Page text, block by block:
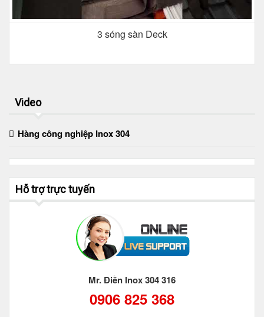
3 sóng sàn Deck
Video
Hàng công nghiệp Inox 304
Hỗ trợ trực tuyến
Mr. Điền Inox 304 316
0906 825 368